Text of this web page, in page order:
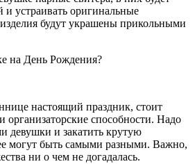
и устраивать оригинальные
будут украшены прикольными
настоящий праздник, стоит
организаторские способности. Надо
девушки и закатить крутую
могут быть самыми разными. Важно,
ни о чем не догадалась.